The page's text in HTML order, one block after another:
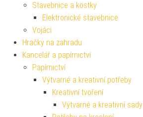
Stavebnice a kostky
Elektronické stavebnice
Vojáci
Hračky na zahradu
Kancelář a papírnictví
Papírnictví
Výtvarné a kreativní potřeby
Kreativní tvoření
Výtvarné a kreativní sady